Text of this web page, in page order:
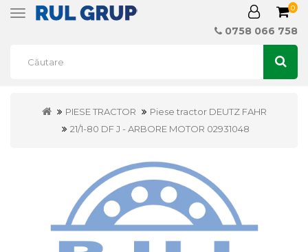
Toggle
0
0758 066 758
PIESE TRACTOR
Piese tractor DEUTZ FAHR
21/1-80 DF J - ARBORE MOTOR 02931048